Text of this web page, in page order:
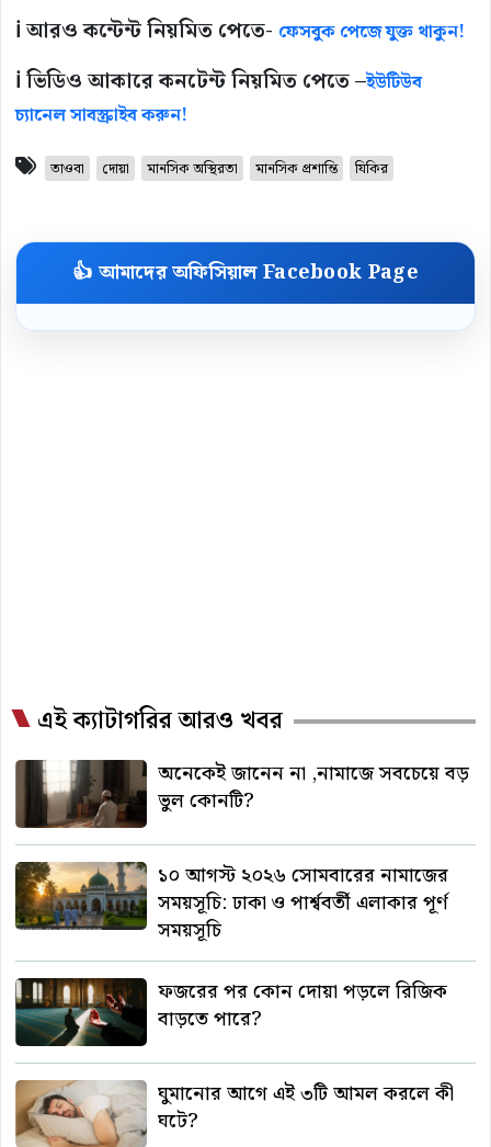
ℹ️ আরও কন্টেন্ট নিয়মিত পেতে- ফেসবুক পেজে যুক্ত থাকুন!
ℹ️ ভিডিও আকারে কনটেন্ট নিয়মিত পেতে –ইউটিউব
চ্যানেল সাবস্ক্রাইব করুন!
তাওবা দোয়া মানসিক অস্থিরতা মানসিক প্রশান্তি যিকির
👍 আমাদের অফিসিয়াল Facebook Page
এই ক্যাটাগরির আরও খবর
অনেকেই জানেন না ,নামাজে সবচেয়ে বড়
ভুল কোনটি?
১০ আগস্ট ২০২৬ সোমবারের নামাজের
সময়সূচি: ঢাকা ও পার্শ্ববর্তী এলাকার পূর্ণ
সময়সূচি
ফজরের পর কোন দোয়া পড়লে রিজিক
বাড়তে পারে?
ঘুমানোর আগে এই ৩টি আমল করলে কী
ঘটে?